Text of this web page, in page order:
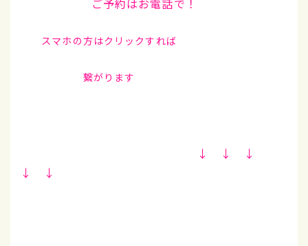
ご予約はお電話で！
スマホの方はクリックすれば
繋がります
↓ ↓ ↓
↓ ↓